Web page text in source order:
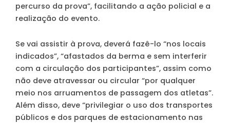
percurso da prova”, facilitando a ação policial e a
realização do evento.
Se vai assistir à prova, deverá fazê-lo “nos locais
indicados”, “afastados da berma e sem interferir
com a circulação dos participantes”, assim como
não deve atravessar ou circular “por qualquer
meio nos arruamentos de passagem dos atletas”.
Além disso, deve “privilegiar o uso dos transportes
públicos e dos parques de estacionamento nas